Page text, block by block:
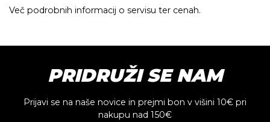
Več podrobnih informacij o servisu ter cenah.
PRIDRUŽI SE NAM
Prijavi se na naše novice in prejmi bon v višini 10€ pri
nakupu nad 150€